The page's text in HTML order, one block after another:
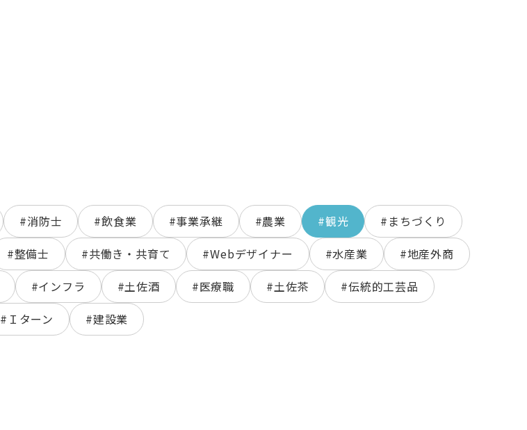
#消防士 #飲食業 #事業承継 #農業 #観光
#まちづくり
#整備士 #共働き・共育て #Webデザイナー #水産業
#地産外商
#インフラ #土佐酒 #医療職 #土佐茶
#伝統的工芸品
#Ｉターン #建設業